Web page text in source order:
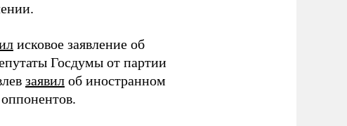
исковое заявление об
Госдумы от партии
заявил об иностранном